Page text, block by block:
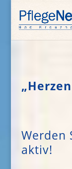
Werden
aktiv!